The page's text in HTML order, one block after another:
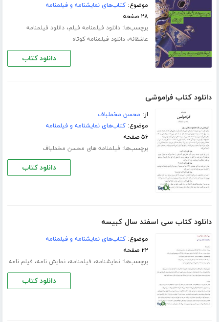
موضوع:کتاب‌های نمایشنامه و فیلمنامه
۲۸ صفحه
برچسب‌ها:دانلود فیلمنامه فیلم،دانلود فیلمنامه
عاشقانه،دانلود فیلمنامه کوتاه
دانلود کتاب
دانلود کتاب فراموشی
از: محسن مخملباف
موضوع:کتاب‌های نمایشنامه و فیلمنامه
۵۶ صفحه
برچسب‌ها: فیلمنامه های محسن مخملباف
دانلود کتاب
دانلود کتاب سی اسفند سال کبیسه
موضوع:کتاب‌های نمایشنامه و فیلمنامه
۲۲ صفحه
برچسب‌ها:نمایشنامه، فیلمنامه،نمایش نامه، فیلم نامه
دانلود کتاب